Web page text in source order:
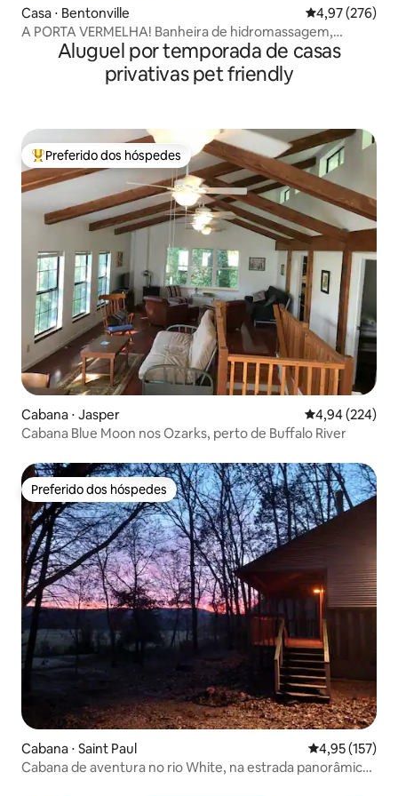
Casa ⋅ Bentonville 4,97 de uma
4,97 (276)
A PORTA VERMELHA! Banheira de hidromassagem,
piscina de mergulho, escapada em família!
Aluguel por temporada de casas
privativas pet friendly
Entre os melhores preferidos dos hóspedes
Preferido dos hóspedes
Cabana ⋅ Jasper 4,94 de uma
4,94 (224)
Cabana Blue Moon nos Ozarks, perto de Buffalo River
Preferido dos hóspedes
Preferido dos hóspedes
Cabana ⋅ Saint Paul 4,95 de uma
4,95 (157)
Cabana de aventura no rio White, na estrada panorâmica